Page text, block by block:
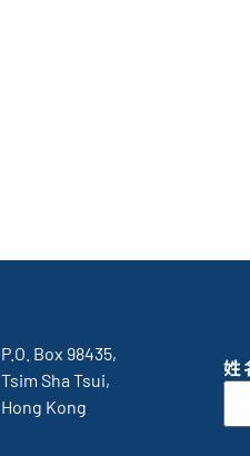
P.O. Box 98435,
Tsim Sha Tsui,
Hong Kong
姓